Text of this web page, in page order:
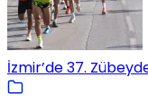
İzmir’de 37.